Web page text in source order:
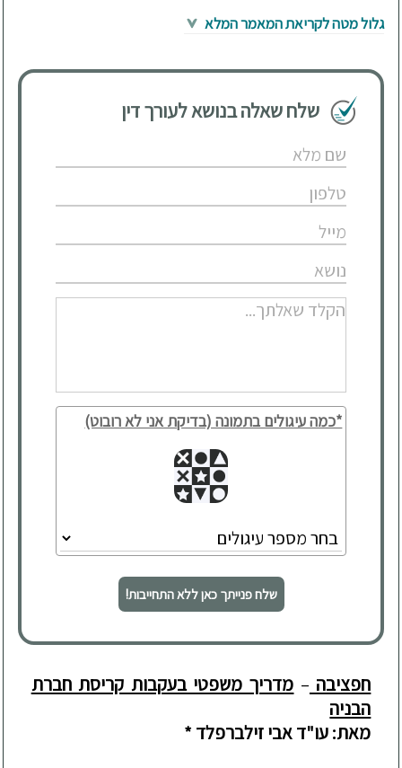
גלול מטה לקריאת המאמר המלא
שלח שאלה בנושא לעורך דין
*כמה עיגולים בתמונה (בדיקת אני לא רובוט)
שלח פנייתך כאן ללא התחייבות!
חפציבה – מדריך משפטי בעקבות קריסת חברת
הבניה
מאת: עו"ד אבי זילברפלד *